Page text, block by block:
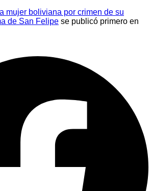
mujer boliviana por crimen de su
de San Felipe se publicó primero en